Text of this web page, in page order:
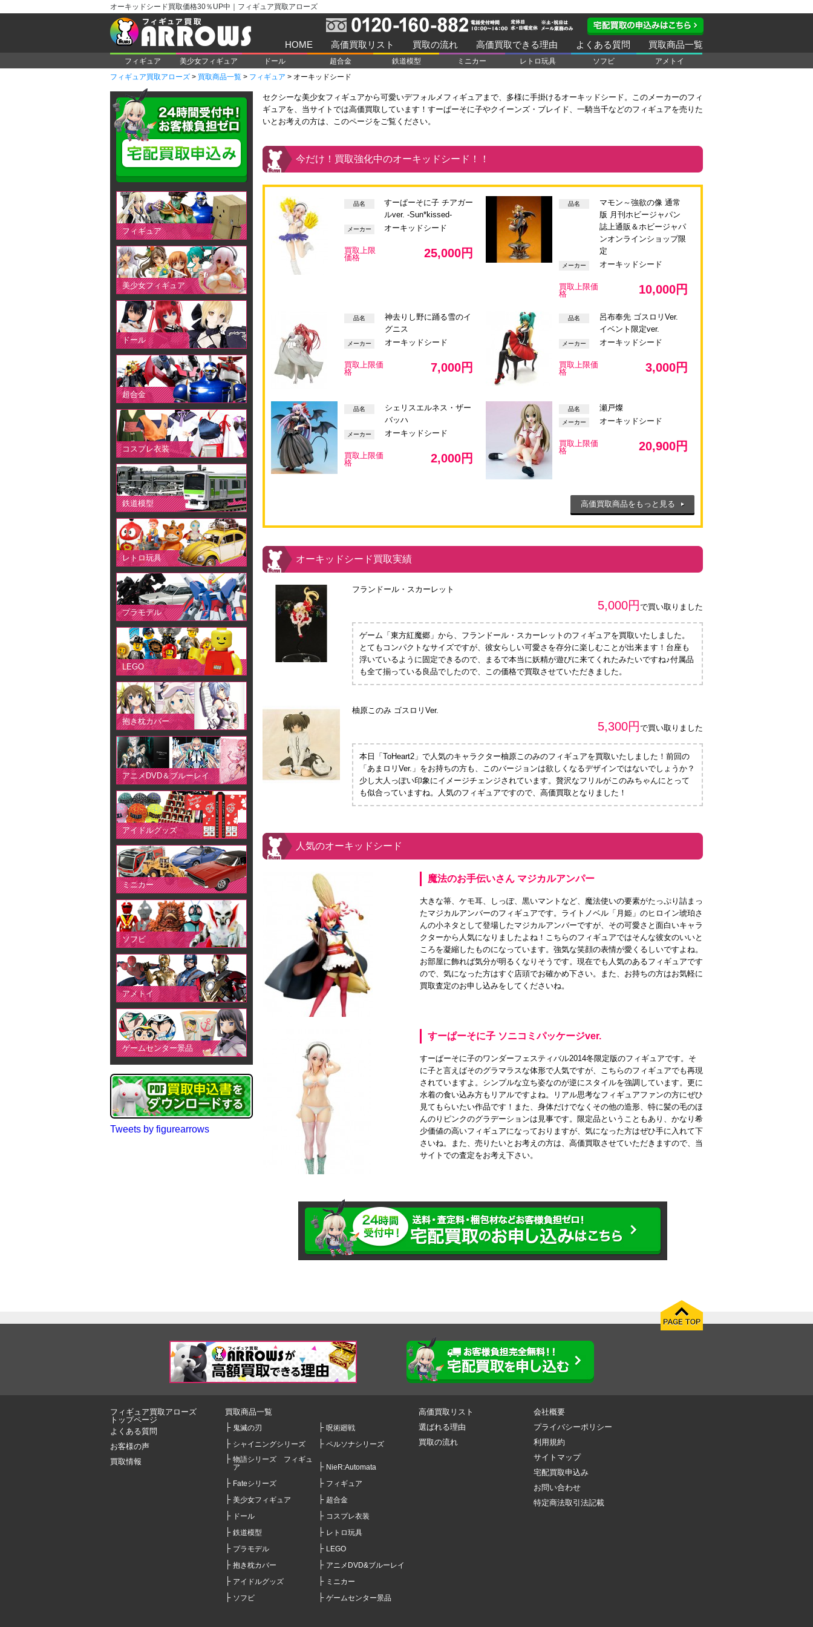
オーキッドシード買取価格30％UP中｜フィギュア買取アローズ
買取商品一覧
よくある質問
高価買取できる理由
買取の流れ
高価買取リスト
HOME
フィギュア 美少女フィギュア ドール 超合金 鉄道模型 ミニカー レトロ玩具 ソフビ
アメトイ
フィギュア買取アローズ > 買取商品一覧 > フィギュア > オーキッドシード
フィギュア
美少女フィギュア
ドール
超合金
コスプレ衣装
鉄道模型
レトロ玩具
プラモデル
LEGO
抱き枕カバー
アニメDVD＆ブルーレイ
アイドルグッズ
ミニカー
ソフビ
アメトイ
ゲームセンター景品
Tweets by figurearrows
セクシーな美少女フィギュアから可愛いデフォルメフィギュアまで、多様に手掛けるオーキッドシード。このメーカーのフィ
ギュアを、当サイトでは高価買取しています！すーぱーそに子やクイーンズ・ブレイド、一騎当千などのフィギュアを売りた
いとお考えの方は、このページをご覧ください。
今だけ！買取強化中のオーキッドシード！！
品名
すーぱーそに子 チアガー
ルver. -Sun*kissed-
メーカー オーキッドシード
買取上限
価格
25,000円
品名
マモン～強欲の像 通常
版 月刊ホビージャパン
誌上通販＆ホビージャパ
ンオンラインショップ限
定
メーカー オーキッドシード
買取上限価
格
10,000円
品名
神去りし野に踊る雪のイ
グニス
メーカー オーキッドシード
買取上限価
格
7,000円
品名
呂布奉先 ゴスロリVer.
イベント限定ver.
メーカー オーキッドシード
買取上限価
格
3,000円
品名
シェリスエルネス・ザー
バッハ
メーカー オーキッドシード
買取上限価
格
2,000円
品名 瀬戸燦
メーカー オーキッドシード
買取上限価
格
20,900円
高価買取商品をもっと見る
オーキッドシード買取実績
フランドール・スカーレット
5,000円 で買い取りました
ゲーム「東方紅魔郷」から、フランドール・スカーレットのフィギュアを買取いたしました。
とてもコンパクトなサイズですが、彼女らしい可愛さを存分に楽しむことが出来ます！台座も
浮いているように固定できるので、まるで本当に妖精が遊びに来てくれたみたいですね♪付属品
も全て揃っている良品でしたので、この価格で買取させていただきました。
柚原このみ ゴスロリVer.
5,300円 で買い取りました
本日「ToHeart2」で人気のキャラクター柚原このみのフィギュアを買取いたしました！前回の
「あまロリVer.」をお持ちの方も、このバージョンは欲しくなるデザインではないでしょうか？
少し大人っぽい印象にイメージチェンジされています。贅沢なフリルがこのみちゃんにとって
も似合っていますね。人気のフィギュアですので、高価買取となりました！
人気のオーキッドシード
魔法のお手伝いさん マジカルアンパー
大きな箒、ケモ耳、しっぽ、黒いマントなど、魔法使いの要素がたっぷり詰まっ
たマジカルアンバーのフィギュアです。ライトノベル「月姫」のヒロイン琥珀さ
んの小ネタとして登場したマジカルアンバーですが、その可愛さと面白いキャラ
クターから人気になりましたよね！こちらのフィギュアではそんな彼女のいいと
ころを凝縮したものになっています。強気な笑顔の表情が愛くるしいですよね。
お部屋に飾れば気分が明るくなりそうです。現在でも人気のあるフィギュアです
ので、気になった方はすぐ店頭でお確かめ下さい。また、お持ちの方はお気軽に
買取査定のお申し込みをしてくださいね。
すーぱーそに子 ソニコミパッケージver.
すーぱーそに子のワンダーフェスティバル2014冬限定版のフィギュアです。そ
に子と言えばそのグラマラスな体形で人気ですが、こちらのフィギュアでも再現
されていますよ。シンプルな立ち姿なのが逆にスタイルを強調しています。更に
水着の食い込み方もリアルですよね。リアル思考なフィギュアファンの方にぜひ
見てもらいたい作品です！また、身体だけでなくその他の造形、特に髪の毛のほ
んのりピンクのグラデーションは見事です。限定品ということもあり、かなり希
少価値の高いフィギュアになっておりますが、気になった方はぜひ手に入れて下
さいね。また、売りたいとお考えの方は、高価買取させていただきますので、当
サイトでの査定をお考え下さい。
フィギュア買取アローズ
トップページ
よくある質問
お客様の声
買取情報
買取商品一覧
鬼滅の刃 呪術廻戦
シャイニングシリーズ
ペルソナシリーズ
物語シリーズ フィギュ
ア
NieR:Automata
Fateシリーズ フィギュア
美少女フィギュア 超合金
ドール コスプレ衣装
鉄道模型 レトロ玩具
プラモデル LEGO
抱き枕カバー アニメDVD&ブルーレイ
アイドルグッズ ミニカー
ソフビ ゲームセンター景品
高価買取リスト
選ばれる理由
買取の流れ
会社概要
プライバシーポリシー
利用規約
サイトマップ
宅配買取申込み
お問い合わせ
特定商法取引法記載